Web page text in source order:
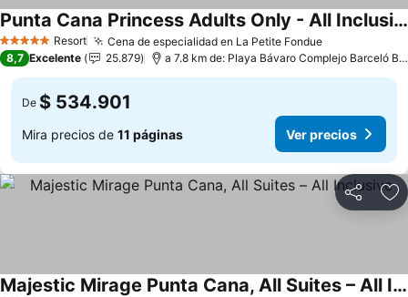
5 Estrellas Resort Cena de especialidad en La Petite Fondue
Punta Cana Princess Adults Only - All Inclusive
8,7 Excelente 25.879 a 7.8 km de: Playa Bávaro Complejo Barceló Bávaro
De $ 534.901
Mira precios de 11 páginas Ver precios
Compartir
Majestic Mirage Punta Cana, All Suites – All Inclusive